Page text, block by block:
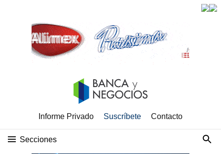
Informe Privado Suscríbete Contacto
Secciones